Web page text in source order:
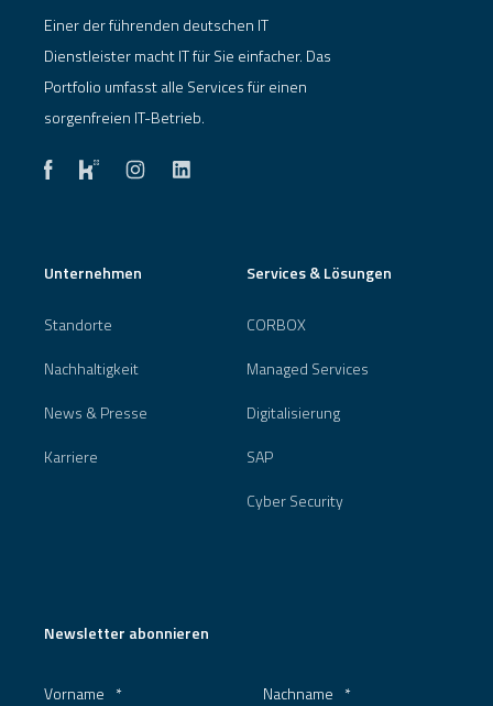
Einer der führenden deutschen IT
Dienstleister macht IT für Sie einfacher. Das
Portfolio umfasst alle Services für einen
sorgenfreien IT-Betrieb.
Unternehmen
Standorte
Nachhaltigkeit
News & Presse
Karriere
Services & Lösungen
CORBOX
Managed Services
Digitalisierung
SAP
Cyber Security
Newsletter abonnieren
Vorname * Nachname *